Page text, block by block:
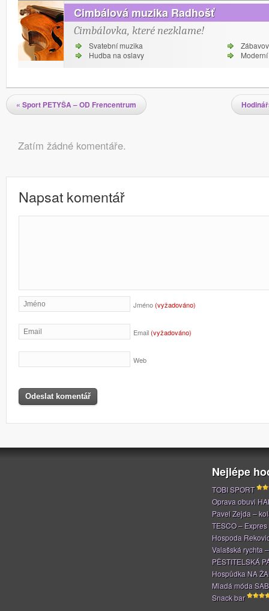
Cimbálová muzika Radhošť
Cimbálovka, které nezklame!
Svatební muzika
Hudba na oslavy
Navigace pro příspěvky
« Sport PETYŠA – OD Frencentrum
Komentáře
Zatím žádné komentáře.
Napsat komentář
Jméno(vyžadováno)
Email(vyžadováno)
Web
Nejlépe
TOBI SPORT
Oprava obuvi
Pavel Zejda –
TESCO – Expres
Hospoda
Valašská rychta
PĚSTITELSKÁ
Hospůdka NA
Mladá móda
Snack bar